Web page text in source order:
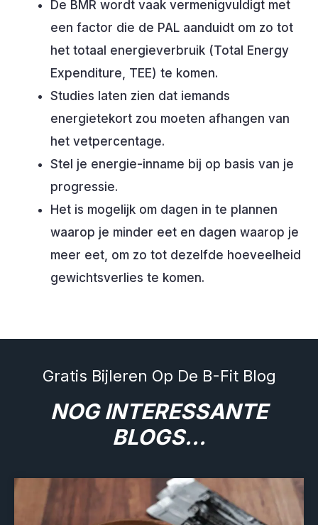
De BMR wordt vaak vermenigvuldigt met
een factor die de PAL aanduidt om zo tot
het totaal energieverbruik (Total Energy
Expenditure, TEE) te komen.
Studies laten zien dat iemands
energietekort zou moeten afhangen van
het vetpercentage.
Stel je energie-inname bij op basis van je
progressie.
Het is mogelijk om dagen in te plannen
waarop je minder eet en dagen waarop je
meer eet, om zo tot dezelfde hoeveelheid
gewichtsverlies te komen.
Gratis Bijleren Op De B-Fit Blog
NOG INTERESSANTE
BLOGS...